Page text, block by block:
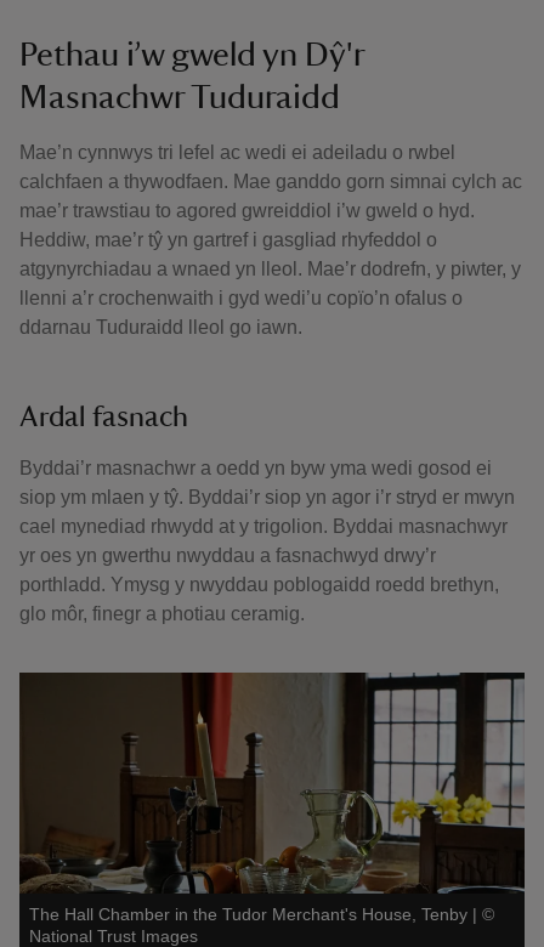
Pethau i’w gweld yn Dŷ'r
Masnachwr Tuduraidd
Mae’n cynnwys tri lefel ac wedi ei adeiladu o rwbel
calchfaen a thywodfaen. Mae ganddo gorn simnai cylch ac
mae’r trawstiau to agored gwreiddiol i’w gweld o hyd.
Heddiw, mae’r tŷ yn gartref i gasgliad rhyfeddol o
atgynyrchiadau a wnaed yn lleol. Mae’r dodrefn, y piwter, y
llenni a’r crochenwaith i gyd wedi’u copïo’n ofalus o
ddarnau Tuduraidd lleol go iawn.
Ardal fasnach
Byddai’r masnachwr a oedd yn byw yma wedi gosod ei
siop ym mlaen y tŷ. Byddai’r siop yn agor i’r stryd er mwyn
cael mynediad rhwydd at y trigolion. Byddai masnachwyr
yr oes yn gwerthu nwyddau a fasnachwyd drwy’r
porthladd. Ymysg y nwyddau poblogaidd roedd brethyn,
glo môr, finegr a photiau ceramig.
The Hall Chamber in the Tudor Merchant's House, Tenby | ©
National Trust Images